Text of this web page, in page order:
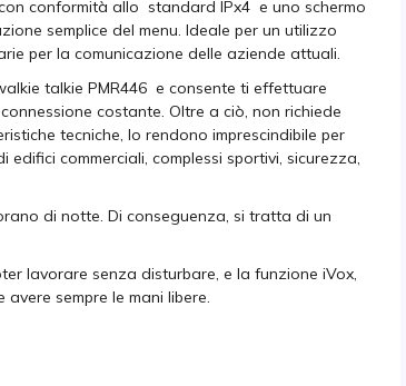
conformità allo standard IPx4 e uno schermo
semplice del menu. Ideale per un utilizzo
per la comunicazione delle aziende attuali.
talkie PMR446 e consente ti effettuare
costante. Oltre a ciò, non richiede
tecniche, lo rendono imprescindibile per
commerciali, complessi sportivi, sicurezza,
di notte. Di conseguenza, si tratta di un
lavorare senza disturbare, e la funzione iVox,
sempre le mani libere.